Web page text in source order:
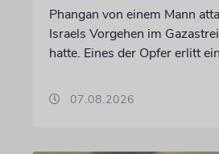
Phangan von einem Mann
Israels Vorgehen im
hatte. Eines der Opfer erlitt
07.08.2026